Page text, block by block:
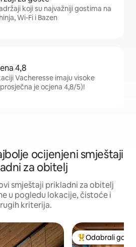
koji su najvažniji gostima na
Wi-Fi i Bazen
4,8
Vacheresse imaju visoke
je ocjena 4,8/5)!
ocijenjeni smještaji
za obitelj
smještaji prikladni za obitelj
u pogledu lokacije, čistoće i
kriterija.
s oznakom „Odabrali gosti”
Među najviše
Odabrali gosti